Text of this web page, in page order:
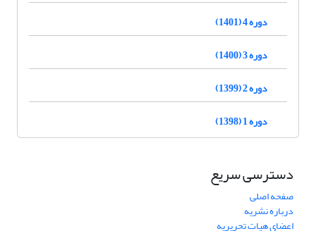
دوره 4 (1401)
دوره 3 (1400)
دوره 2 (1399)
دوره 1 (1398)
دسترسی سریع
صفحه اصلی
درباره نشریه
اعضای هیات تحریریه